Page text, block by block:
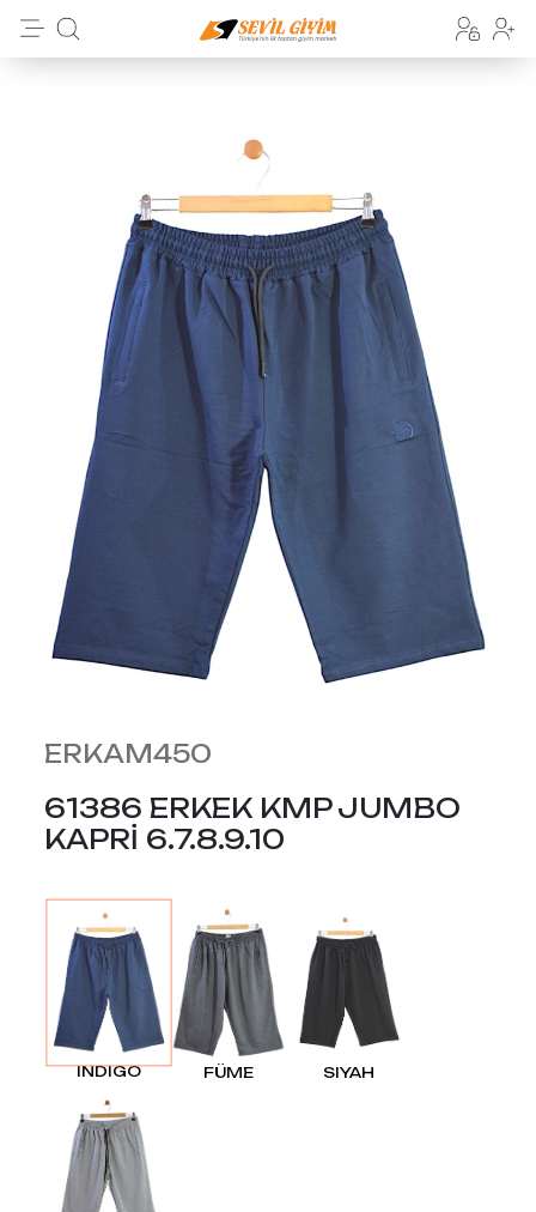
ERKAM450
61386 ERKEK KMP JUMBO
KAPRİ 6.7.8.9.10
İNDIGO FÜME SIYAH